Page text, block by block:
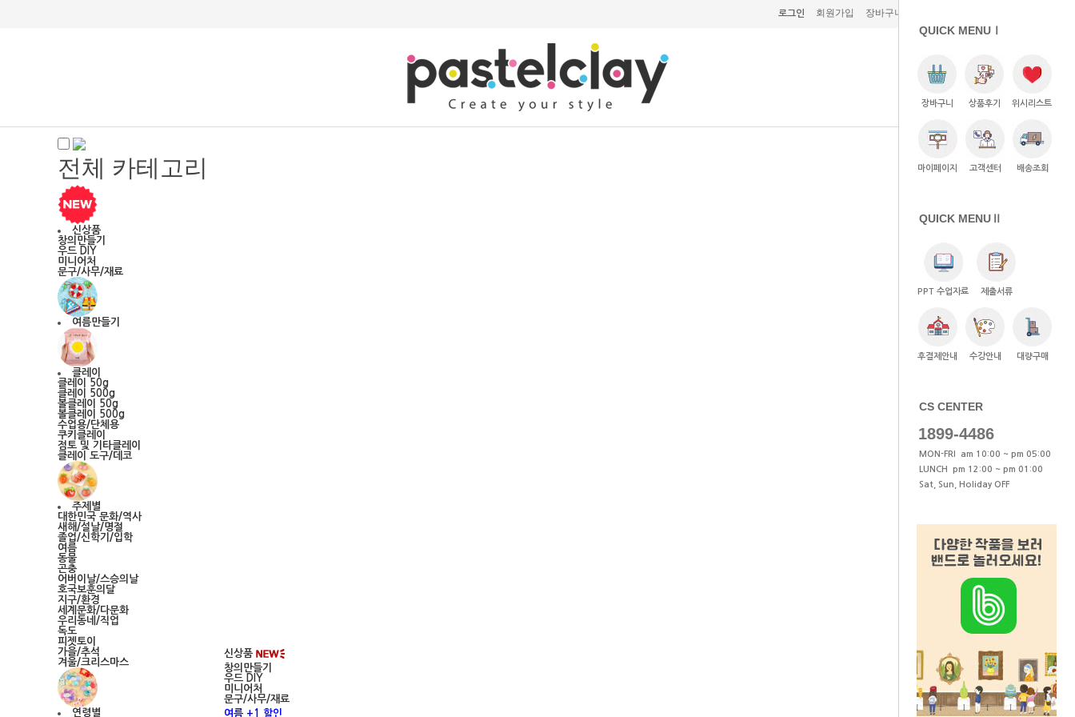
로그인 회원가입 장바구니 (0)
전체 카테고리
신상품
창의만들기
우드 DIY
미니어처
문구/사무/재료
여름만들기
클레이
클레이 50g
클레이 500g
볼클레이 50g
볼클레이 500g
수업용/단체용
쿠키클레이
점토 및 기타클레이
클레이 도구/데코
주제별
대한민국 문화/역사
새해/설날/명절
졸업/신학기/입학
여름
동물
곤충
어버이날/스승의날
호국보훈의달
지구/환경
세계문화/다문화
우리동네/직업
독도
피젯토이
가을/추석
겨울/크리스마스
연령별
신상품
창의만들기
우드 DIY
미니어처
문구/사무/재료
여름 +1 할인
QUICK MENUⅠ
장바구니 상품후기 위시리스트
마이페이지 고객센터 배송조회
QUICK MENUⅡ
PPT 수업자료 제출서류
후결제안내 수강안내 대량구매
CS CENTER
1899-4486
MON-FRI am 10:00 ~ pm 05:00
LUNCH pm 12:00 ~ pm 01:00
Sat, Sun, Holiday OFF